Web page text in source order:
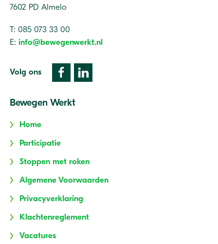
7602 PD Almelo
T: 085 073 33 00
E: info@bewegenwerkt.nl
Volg ons
Bewegen Werkt
Home
Participatie
Stoppen met roken
Algemene Voorwaarden
Privacyverklaring
Klachtenreglement
Vacatures